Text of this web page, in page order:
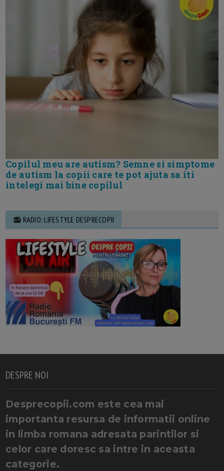
Copilul meu are autism? Semne si simptome
de autism la copii care te pot ajuta sa iti
intelegi mai bine copilul
📻 RADIO: LIFESTYLE DESPRECOPII
DESPRE NOI
Desprecopii.com este cea mai
importanta resursa de informatii online
in limba romana adresata parintilor si
celor care doresc sa intre in aceasta
categorie.